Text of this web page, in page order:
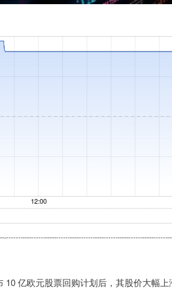
亿欧元股票回购计划后，其股价大幅上